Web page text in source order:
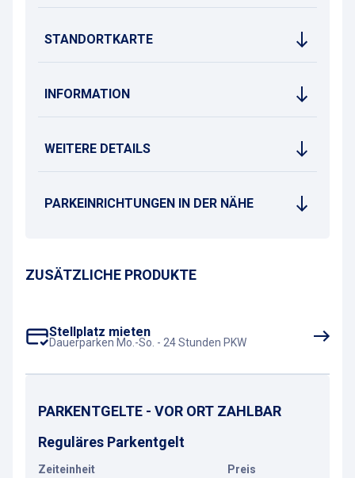
STANDORTKARTE
INFORMATION
WEITERE DETAILS
PARKEINRICHTUNGEN IN DER NÄHE
ZUSÄTZLICHE PRODUKTE
Stellplatz mieten
Dauerparken Mo.-So. - 24 Stunden PKW
PARKENTGELTE - VOR ORT ZAHLBAR
Reguläres Parkentgelt
Zeiteinheit Preis